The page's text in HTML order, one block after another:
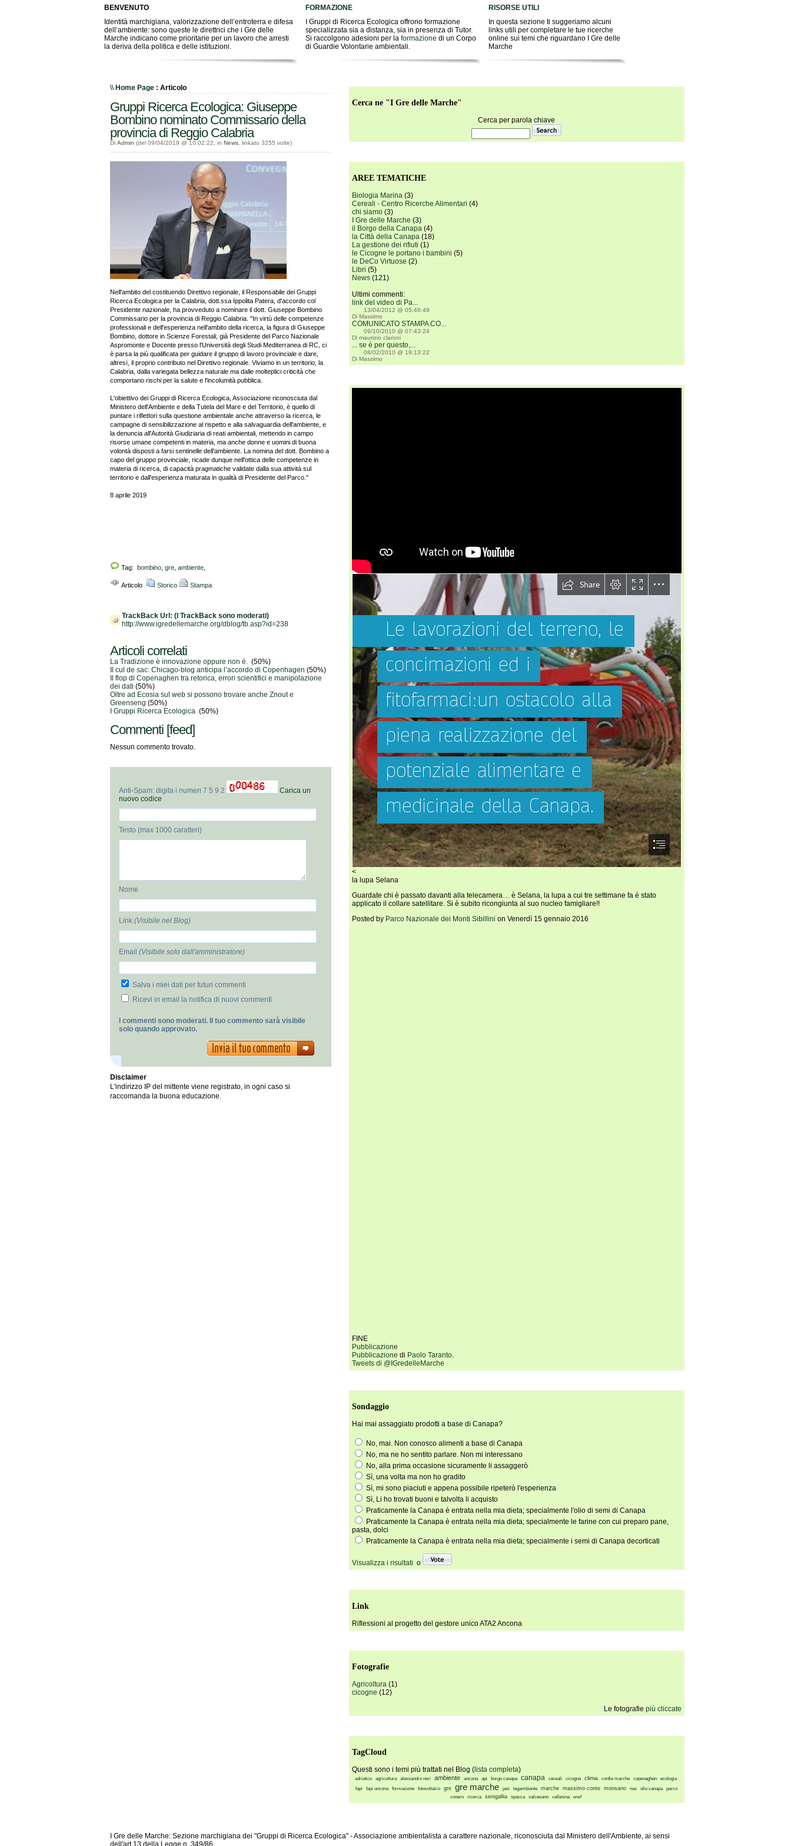
BENVENUTO
Identità marchigiana, valorizzazione dell’entroterra e difesa
dell’ambiente: sono queste le direttrici che i Gre delle
Marche indicano come prioritarie per un lavoro che arresti
la deriva della politica e delle istituzioni.
FORMAZIONE
I Gruppi di Ricerca Ecologica offrono formazione
specializzata sia a distanza, sia in presenza di Tutor.
Si raccolgono adesioni per la formazione di un Corpo
di Guardie Volontarie ambientali.
RISORSE UTILI
In questa sezione ti suggeriamo alcuni
links utili per completare le tue ricerche
online sui temi che riguardano I Gre delle
Marche
\\ Home Page: Articolo
Gruppi Ricerca Ecologica: Giuseppe
Bombino nominato Commissario della
provincia di Reggio Calabria
Di Admin (del 09/04/2019 @ 10:02:22, in News, linkato 3255 volte)
Nell'ambito del costituendo Direttivo regionale, il Responsabile dei Gruppi
Ricerca Ecologica per la Calabria, dott.ssa Ippolita Patera, d'accordo col
Presidente nazionale, ha provveduto a nominare il dott. Giuseppe Bombino
Commissario per la provincia di Reggio Calabria. "In virtù delle competenze
professionali e dell'esperienza nell'ambito della ricerca, la figura di Giuseppe
Bombino, dottore in Scienze Forestali, già Presidente del Parco Nazionale
Aspromonte e Docente presso l'Università degli Studi Mediterranea di RC, ci
è parsa la più qualificata per guidare il gruppo di lavoro provinciale e dare,
altresì, il proprio contributo nel Direttivo regionale. Viviamo in un territorio, la
Calabria, dalla variegata bellezza naturale ma dalle molteplici criticità che
comportano rischi per la salute e l'incolumità pubblica.
L'obiettivo dei Gruppi di Ricerca Ecologica, Associazione riconosciuta dal
Ministero dell'Ambiente e della Tutela del Mare e del Territorio, è quello di
puntare i riflettori sulla questione ambientale anche attraverso la ricerca, le
campagne di sensibilizzazione al rispetto e alla salvaguardia dell'ambiente, e
la denuncia all'Autorità Giudiziaria di reati ambientali, mettendo in campo
risorse umane competenti in materia, ma anche donne e uomini di buona
volontà disposti a farsi sentinelle dell'ambiente. La nomina del dott. Bombino a
capo del gruppo provinciale, ricade dunque nell'ottica delle competenze in
materia di ricerca, di capacità pragmatiche validate dalla sua attività sul
territorio e dall'esperienza maturata in qualità di Presidente del Parco."
8 aprile 2019
Tag: bombino, gre, ambiente,
Articolo Storico Stampa
TrackBack Url: (I TrackBack sono moderati)
http://www.igredellemarche.org/dblog/tb.asp?id=238
Articoli correlati
La Tradizione è innovazione oppure non è. (50%)
Il cul de sac: Chicago-blog anticipa l’accordo di Copenhagen (50%)
Il flop di Copenaghen tra retorica, errori scientifici e manipolazione
dei dati (50%)
Oltre ad Ecosia sul web si possono trovare anche Znout e
Greenseng (50%)
I Gruppi Ricerca Ecologica (50%)
Commenti [feed]
Nessun commento trovato.
Anti-Spam: digita i numeri 7 5 9 2
Carica un
nuovo codice
Testo (max 1000 caratteri)
Nome
Link (Visibile nel Blog)
Email (Visibile solo dall'amministratore)
Salva i miei dati per futuri commenti
Ricevi in email la notifica di nuovi commenti
I commenti sono moderati. Il tuo commento sarà visibile
solo quando approvato.
Disclaimer
L'indirizzo IP del mittente viene registrato, in ogni caso si
raccomanda la buona educazione.
Cerca ne "I Gre delle Marche"
Cerca per parola chiave
AREE TEMATICHE
Biologia Marina(3)
Cereali - Centro Ricerche Alimentari (4)
chi siamo(3)
I Gre delle Marche (3)
il Borgo della Canapa(4)
la Città della Canapa(18)
La gestione dei rifiuti (1)
le Cicogne le portano i bambini (5)
le DeCo Virtuose (2)
Libri (5)
News(121)
Ultimi commenti:
link del video di Pa...
13/04/2012 @ 05:46:49
Di Massimo
COMUNICATO STAMPA CO...
09/10/2010 @ 07:43:24
Di maurizio claroni
... se è per questo,...
08/02/2010 @ 19:13:22
Di Massimo
<
la lupa Selana
Guardate chi è passato davanti alla telecamera… è Selana, la lupa a cui tre settimane fa è stato
applicato il collare satellitare. Si è subito ricongiunta al suo nucleo famigliare!!
Posted by Parco Nazionale dei Monti Sibillini on Venerdì 15 gennaio 2016
FINE
Pubblicazione
Pubblicazione di Paolo Taranto.
Tweets di @IGredelleMarche
Sondaggio
Hai mai assaggiato prodotti a base di Canapa?
No, mai. Non conosco alimenti a base di Canapa
No, ma ne ho sentito parlare. Non mi interessano
No, alla prima occasione sicuramente li assaggerò
Sì, una volta ma non ho gradito
Sì, mi sono piaciuti e appena possibile ripeterò l'esperienza
Sì, Li ho trovati buoni e talvolta li acquisto
Praticamente la Canapa è entrata nella mia dieta; specialmente l'olio di semi di Canapa
Praticamente la Canapa è entrata nella mia dieta; specialmente le farine con cui preparo pane,
pasta, dolci
Praticamente la Canapa è entrata nella mia dieta; specialmente i semi di Canapa decorticati
Visualizza i risultati o
Link
Riflessioni al progetto del gestore unico ATA2 Ancona
Fotografie
Agricoltura(1)
cicogne (12)
Le fotografie più cliccate
TagCloud
Questi sono i temi più trattati nel Blog (lista completa)
adriatico agricoltura alessandro neri ambiente ancona api borgo canapa canapa cereali cicogne clima confie marche copenaghen
ecologia
fapi
fapi ancona formazione fotovoltaico gre gre marche jesi legambiente marche massimo conte monsano nas olio canapa
parco
conero
ricerca senigallia spacca valcesano vallesina wwf
I Gre delle Marche: Sezione marchigiana dei "Gruppi di Ricerca Ecologica" - Associazione ambientalista a carattere nazionale, riconosciuta dal Ministero dell'Ambiente, ai sensi
dell'art.13 della Legge n. 349/86.